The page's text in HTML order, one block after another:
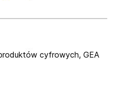
cyfrowych, GEA